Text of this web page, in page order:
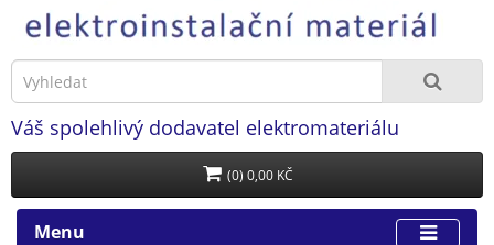
Váš spolehlivý dodavatel elektromateriálu
(0) 0,00 KČ
Menu